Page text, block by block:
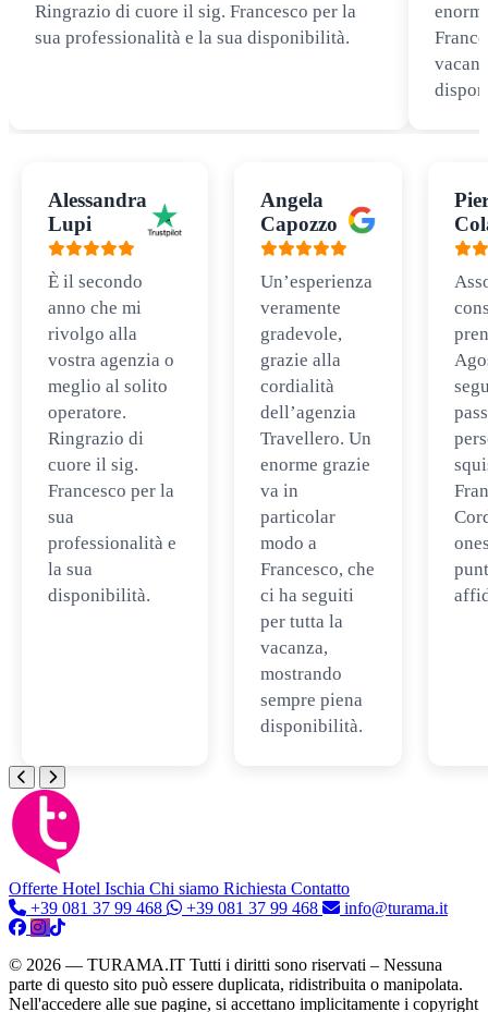
Ringrazio di cuore il sig. Francesco per la
sua professionalità e la sua disponibilità.
Alessandra
Lupi
È il secondo
anno che mi
rivolgo alla
vostra agenzia o
meglio al solito
operatore.
Ringrazio di
cuore il sig.
Francesco per la
sua
professionalità e
la sua
disponibilità.
Angela
Capozzo
Un’esperienza
veramente
gradevole,
grazie alla
cordialità
dell’agenzia
Travellero. Un
enorme grazie
va in
particolar
modo a
Francesco, che
ci ha seguiti
per tutta la
vacanza,
mostrando
sempre piena
disponibilità.
Offerte Hotel Ischia Chi siamo Richiesta Contatto
+39 081 37 99 468
+39 081 37 99 468 info@turama.it
© 2026 — TURAMA.IT Tutti i diritti sono riservati – Nessuna
parte di questo sito può essere duplicata, ridistribuita o manipolata.
Nell'accedere alle sue pagine, si accettano implicitamente i copyright